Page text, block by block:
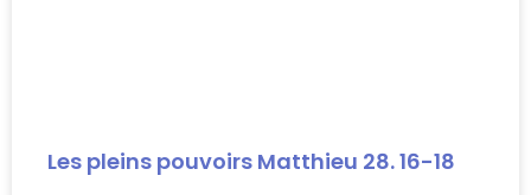
Les pleins pouvoirs Matthieu 28. 16-18